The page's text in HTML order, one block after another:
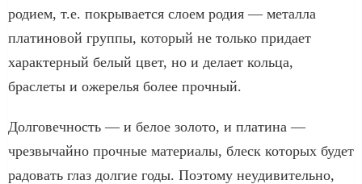
родием, т.е. покрывается слоем родия — металла
платиновой группы, который не только придает
характерный белый цвет, но и делает кольца,
браслеты и ожерелья более прочный.
Долговечность — и белое золото, и платина —
чрезвычайно прочные материалы, блеск которых будет
радовать глаз долгие годы. Поэтому неудивительно,